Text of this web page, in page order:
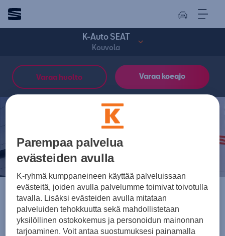
K-Auto SEAT
Kouvola
Varaa huolto Varaa koeajo
K-Auto – SEAT-huolto
Kouvola
Parempaa palvelua
evästeiden avulla
K-ryhmä kumppaneineen käyttää palveluissaan
evästeitä, joiden avulla palvelumme toimivat toivotulla
tavalla. Lisäksi evästeiden avulla mitataan
palveluiden tehokkuutta sekä mahdollistetaan
yksilöllinen ostokokemus ja personoidun mainonnan
tarjoaminen. Voit antaa suostumuksesi painamalla